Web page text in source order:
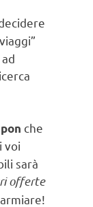
che
voi
sarà
offerte